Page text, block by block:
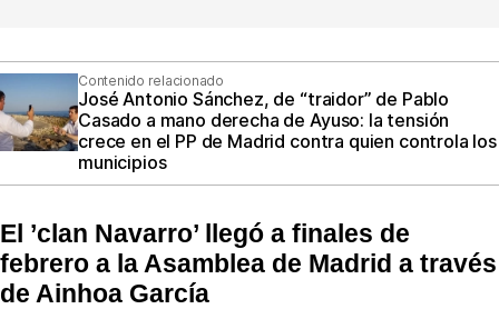
Contenido relacionado
José Antonio Sánchez, de “traidor” de Pablo
Casado a mano derecha de Ayuso: la tensión
crece en el PP de Madrid contra quien controla los
municipios
El ’clan Navarro’ llegó a finales de
febrero a la Asamblea de Madrid a través
de Ainhoa García